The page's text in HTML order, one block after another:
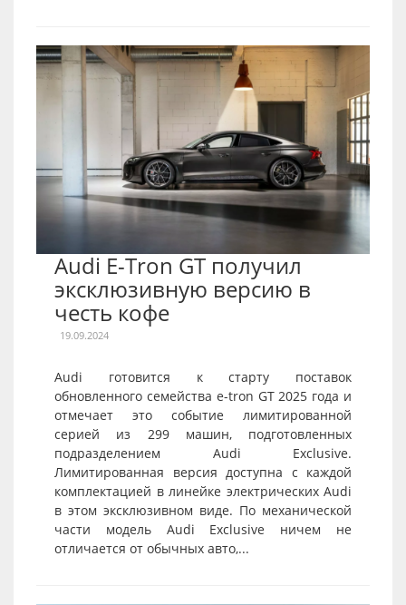
Audi E-Tron GT получил
эксклюзивную версию в
честь кофе
19.09.2024
Audi готовится к старту поставок
обновленного семейства e-tron GT 2025 года и
отмечает это событие лимитированной
серией из 299 машин, подготовленных
подразделением Audi Exclusive.
Лимитированная версия доступна с каждой
комплектацией в линейке электрических Audi
в этом эксклюзивном виде. По механической
части модель Audi Exclusive ничем не
отличается от обычных авто,...